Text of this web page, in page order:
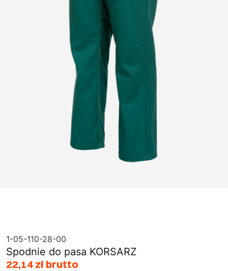
1-05-110-28-00
Spodnie do pasa KORSARZ
22,14 zł brutto